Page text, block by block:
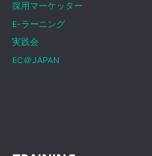
採用マーケッター
E-ラーニング
実践会
EC＠JAPAN